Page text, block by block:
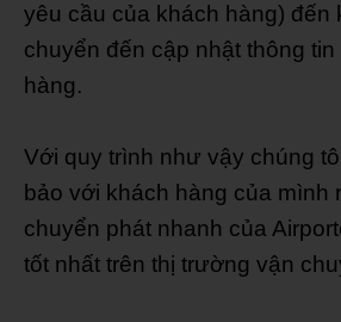
yêu cầu của khách hàng) đến
chuyển đến cập nhật thông
hàng.
Với quy trình như vậy chúng
bảo với khách hàng của mình
chuyển phát nhanh của
tốt nhất trên thị trường vận